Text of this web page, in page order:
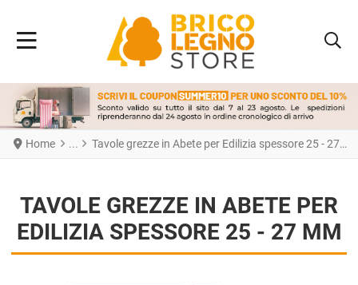
Home Tavole grezze in Abete per Edilizia spessore 25 - 27 mm
TAVOLE GREZZE IN ABETE PER
EDILIZIA SPESSORE 25 - 27 MM